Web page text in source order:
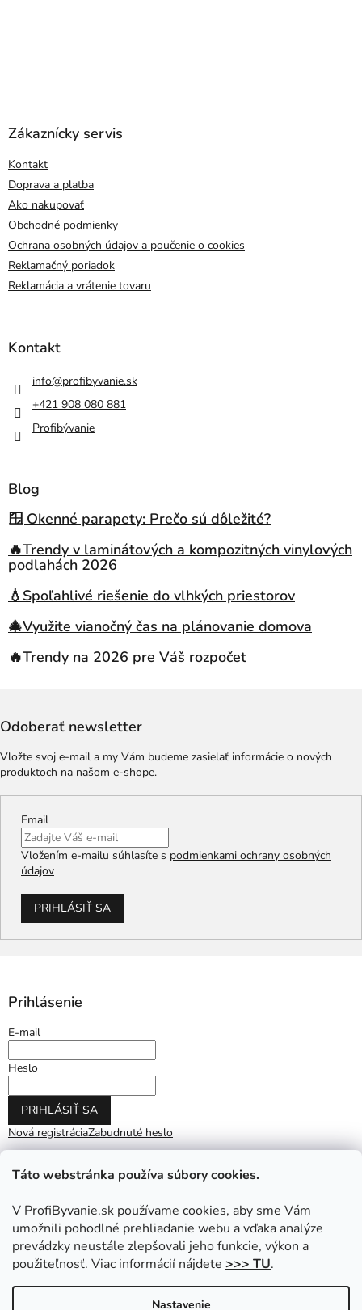
Táto webstránka používa súbory cookies.
V ProfiByvanie.sk používame cookies, aby sme Vám
umožnili pohodlné prehliadanie webu a vďaka analýze
prevádzky neustále zlepšovali jeho funkcie, výkon a
použiteľnosť. Viac informácií nájdete >>> TU.
Nastavenie
Zákaznícky servis
Kontakt
Doprava a platba
Ako nakupovať
Obchodné podmienky
Ochrana osobných údajov a poučenie o cookies
Reklamačný poriadok
Reklamácia a vrátenie tovaru
Kontakt
info@profibyvanie.sk
+421 908 080 881
Profibývanie
Blog
🪟 Okenné parapety: Prečo sú dôležité?
🔥Trendy v laminátových a kompozitných vinylových
podlahách 2026
💧Spoľahlivé riešenie do vlhkých priestorov
🎄Využite vianočný čas na plánovanie domova
🔥Trendy na 2026 pre Váš rozpočet
Odoberať newsletter
Vložte svoj e-mail a my Vám budeme zasielať informácie o nových
produktoch na našom e-shope.
Email
Vložením e-mailu súhlasíte s podmienkami ochrany osobných
údajov
PRIHLÁSIŤ SA
Prihlásenie
E-mail
Heslo
PRIHLÁSIŤ SA
Nová registráciaZabudnuté heslo